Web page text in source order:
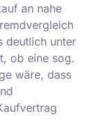
an nahe
deutlich unter
ob eine sog.
wäre, dass